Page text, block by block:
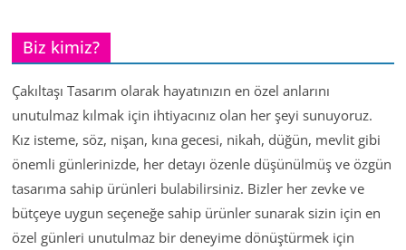
Biz kimiz?
Çakıltaşı Tasarım olarak hayatınızın en özel anlarını
unutulmaz kılmak için ihtiyacınız olan her şeyi sunuyoruz.
Kız isteme, söz, nişan, kına gecesi, nikah, düğün, mevlit gibi
önemli günlerinizde, her detayı özenle düşünülmüş ve özgün
tasarıma sahip ürünleri bulabilirsiniz. Bizler her zevke ve
bütçeye uygun seçeneğe sahip ürünler sunarak sizin için en
özel günleri unutulmaz bir deneyime dönüştürmek için